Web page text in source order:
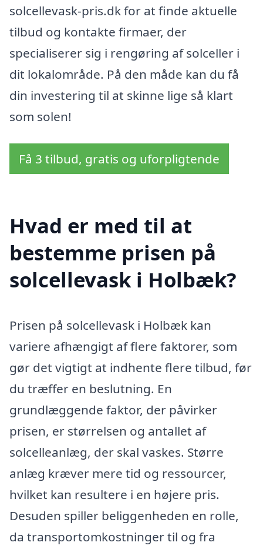
solcellevask-pris.dk for at finde aktuelle
tilbud og kontakte firmaer, der
specialiserer sig i rengøring af solceller i
dit lokalområde. På den måde kan du få
din investering til at skinne lige så klart
som solen!
Få 3 tilbud, gratis og uforpligtende
Hvad er med til at
bestemme prisen på
solcellevask i Holbæk?
Prisen på solcellevask i Holbæk kan
variere afhængigt af flere faktorer, som
gør det vigtigt at indhente flere tilbud, før
du træffer en beslutning. En
grundlæggende faktor, der påvirker
prisen, er størrelsen og antallet af
solcelleanlæg, der skal vaskes. Større
anlæg kræver mere tid og ressourcer,
hvilket kan resultere i en højere pris.
Desuden spiller beliggenheden en rolle,
da transportomkostninger til og fra